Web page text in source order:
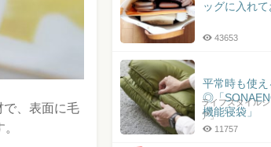
で、表面に毛
ッグに入れ
43653
平常時も使
◎「
機能寝袋」
ライフスタイル
ア」
11757